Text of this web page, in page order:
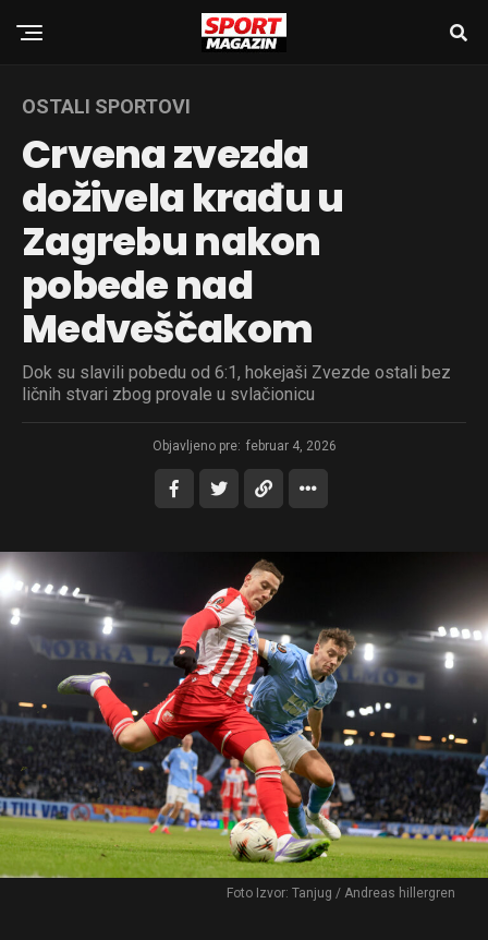
OSTALI SPORTOVI
Crvena zvezda
doživela krađu u
Zagrebu nakon
pobede nad
Medveščakom
Dok su slavili pobedu od 6:1, hokejaši Zvezde ostali bez
ličnih stvari zbog provale u svlačionicu
Objavljeno pre: februar 4, 2026
Foto Izvor: Tanjug / Andreas hillergren